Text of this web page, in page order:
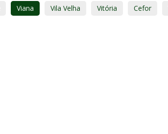
Viana Vila Velha Vitória Cefor